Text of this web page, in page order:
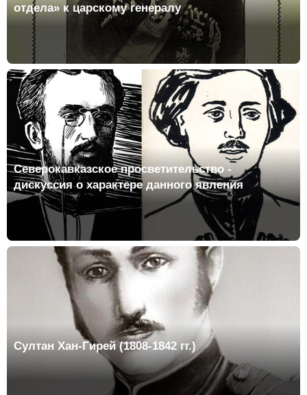
отдела» к царскому генералу
Северокавказское просветительство -
дискуссия о характере данного явления
Султан Хан-Гирей (1808-1842 гг.)